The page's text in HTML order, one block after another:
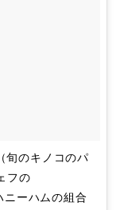
旬のキノコのパ
フの
ーハムの組合